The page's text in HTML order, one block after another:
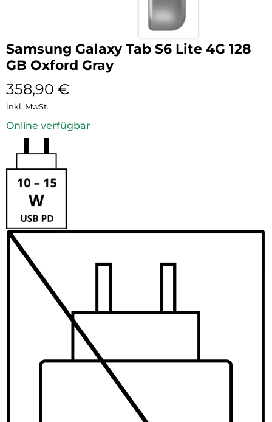
Samsung Galaxy Tab S6 Lite 4G 128
GB Oxford Gray
358,90 €
inkl. MwSt.
Online verfügbar